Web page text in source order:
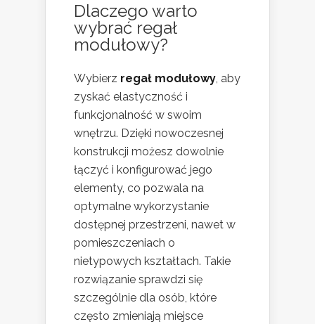
Dlaczego warto
wybrać regał
modułowy?
Wybierz regał modułowy, aby
zyskać elastyczność i
funkcjonalność w swoim
wnętrzu. Dzięki nowoczesnej
konstrukcji możesz dowolnie
łączyć i konfigurować jego
elementy, co pozwala na
optymalne wykorzystanie
dostępnej przestrzeni, nawet w
pomieszczeniach o
nietypowych kształtach. Takie
rozwiązanie sprawdzi się
szczególnie dla osób, które
często zmieniają miejsce